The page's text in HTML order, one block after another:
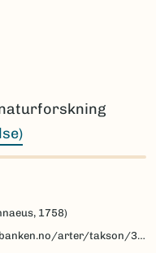
1758)
arter/takson/31214/beskrivelse